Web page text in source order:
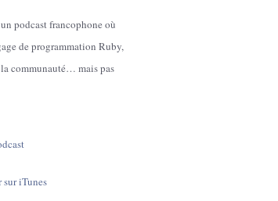
podcast francophone où
de programmation Ruby,
la communauté… mais pas
sur iTunes